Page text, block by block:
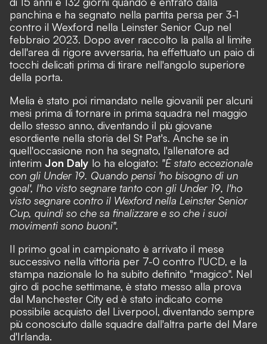
panchina e ha segnato nella partita persa per 3-1
contro il Wexford nella Leinster Senior Cup nel
febbraio 2023. Dopo aver raccolto la palla al limite
dell'area di rigore avversaria, ha effettuato un paio di
tocchi delicati prima di tirare nell'angolo superiore
della porta.
Melia è stato poi rimandato nelle giovanili per alcuni
mesi prima di tornare in prima squadra nel maggio
dello stesso anno, diventando il più giovane
esordiente nella storia del St Pat's. Anche se in
quell'occasione non ha segnato, l'allenatore ad
interim Jon Daly lo ha elogiato: "È stato eccezionale
con gli Under 19. Quando pensi 'ho bisogno di un
goal', l'ho visto segnare tanto con gli Under 19, l'ho
visto segnare contro il Wexford nella Leinster Senior
Cup, quindi so che sa finalizzare e so che i suoi
movimenti sono buoni".
Il primo goal in campionato è arrivato il mese
successivo nella vittoria per 7-0 contro l'UCD, e la
stampa nazionale lo ha subito definito "magico". Nel
giro di poche settimane, è stato messo alla prova
dal Manchester City ed è stato indicato come
possibile acquisto del Liverpool, diventando sempre
più conosciuto dalle squadre dall'altra parte del Mare
d'Irlanda.